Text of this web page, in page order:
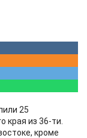
25
края из 36-ти.
кроме